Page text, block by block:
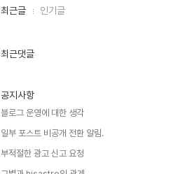
최
인
최근글 인기글
최근댓글
공지사항
블로그 운영에 대한 생각
일부 포스트 비공개 전환 알림.
부적절한 광고 신고 요청